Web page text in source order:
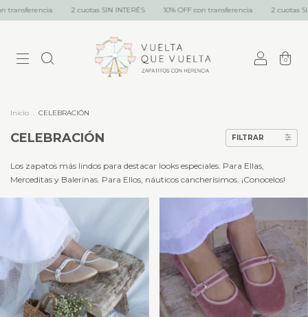
2 cuotas SIN INTERÉS 10% OFF con transferencia 2 cuotas SIN INTERÉS
0
Inicio . CELEBRACIÓN
CELEBRACIÓN FILTRAR
Los zapatos más lindos para destacar looks especiales. Para Ellas,
Merceditas y Balerinas. Para Ellos, náuticos cancherísimos. ¡Conocelos!